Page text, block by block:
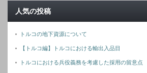
人気の投稿
トルコの地下資源について
【トルコ編】トルコにおける輸出入品目
トルコにおける兵役義務を考慮した採用の留意点